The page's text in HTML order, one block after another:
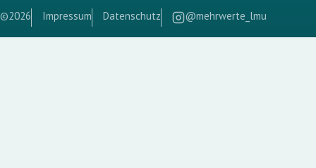
©2026 Impressum Datenschutz @mehrwerte_lmu